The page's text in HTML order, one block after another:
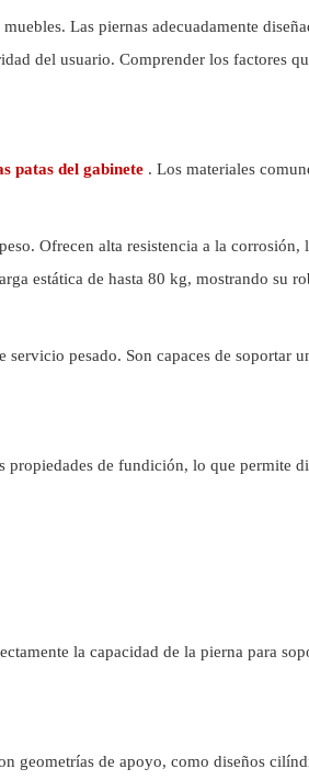
Las piernas adecuadamente
del usuario. Comprender los factores
patas del gabinete . Los materiales
Ofrecen alta resistencia a la corrosión,
estática de hasta 80 kg, mostrando su
pesado. Son capaces de soportar
propiedades de fundición, lo que permite
la capacidad de la pierna para
geometrías de apoyo, como diseños